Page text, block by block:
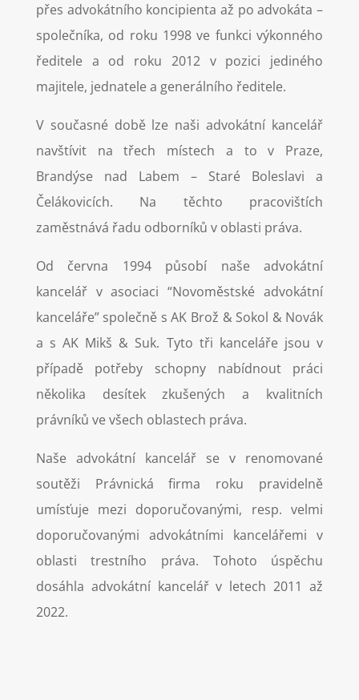
přes advokátního koncipienta až po advokáta –
společníka, od roku 1998 ve funkci výkonného
ředitele a od roku 2012 v pozici jediného
majitele, jednatele a generálního ředitele.
V současné době lze naši advokátní kancelář
navštívit na třech místech a to v Praze,
Brandýse nad Labem – Staré Boleslavi a
Čelákovicích. Na těchto pracovištích
zaměstnává řadu odborníků v oblasti práva.
Od června 1994 působí naše advokátní
kancelář v asociaci “Novoměstské advokátní
kanceláře” společně s AK Brož & Sokol & Novák
a s AK Mikš & Suk. Tyto tři kanceláře jsou v
případě potřeby schopny nabídnout práci
několika desítek zkušených a kvalitních
právníků ve všech oblastech práva.
Naše advokátní kancelář se v renomované
soutěži Právnická firma roku pravidelně
umísťuje mezi doporučovanými, resp. velmi
doporučovanými advokátními kancelářemi v
oblasti trestního práva. Tohoto úspěchu
dosáhla advokátní kancelář v letech 2011 až
2022.